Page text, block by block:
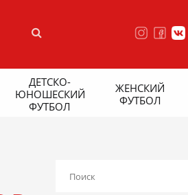
ДЕТСКО-
ЮНОШЕСКИЙ
ФУТБОЛ
ЖЕНСКИЙ
ФУТБОЛ